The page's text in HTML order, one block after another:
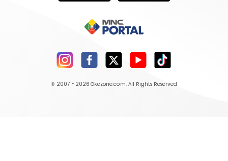
© 2007 - 2026 Okezone.com, All Rights Reserved